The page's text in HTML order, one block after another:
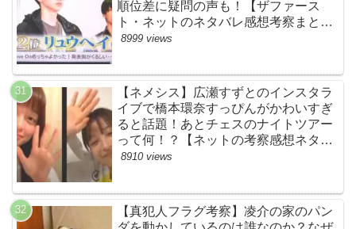
順位差に疑問の声も！【ザファース
ト・ネットのネタバレ感想考察まと
め・スッキリ・BE:FIRST・ビーファ
8999 views
【ネメシス】広瀬すずとのインスタラ
イブで橋本環奈すっぴんがかわいすぎ
ると話題！あとチェスのナイトツアー
って何！？【ネットの考察感想ネタバ
レまとめ【第９話】
8910 views
【真犯人フラグ考察】凌介の家のパン